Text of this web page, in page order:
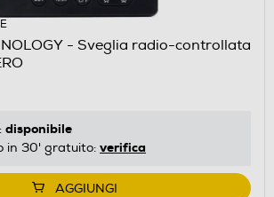
- Sveglia radio-controllata
disponibile
in 30' gratuito: verifica
AGGIUNGI